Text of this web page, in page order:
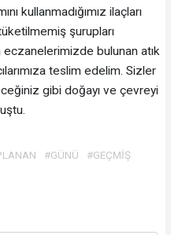
kullanmadığımız ilaçları
şurupları
eczanelerimizde bulunan atık
teslim edelim. Sizler
gibi doğayı ve çevreyi
#GÜNÜ #GEÇMİŞ